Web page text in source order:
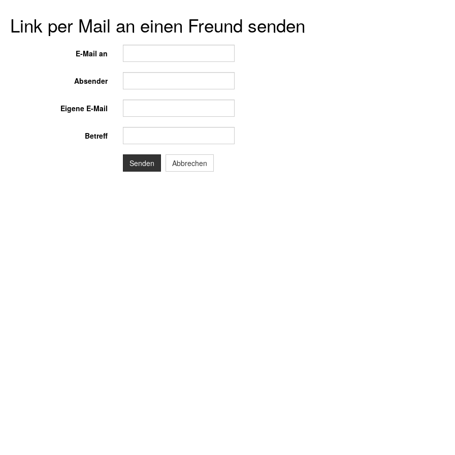
Link per Mail an einen Freund senden
E-Mail an
Absender
Eigene E-Mail
Betreff
Senden Abbrechen